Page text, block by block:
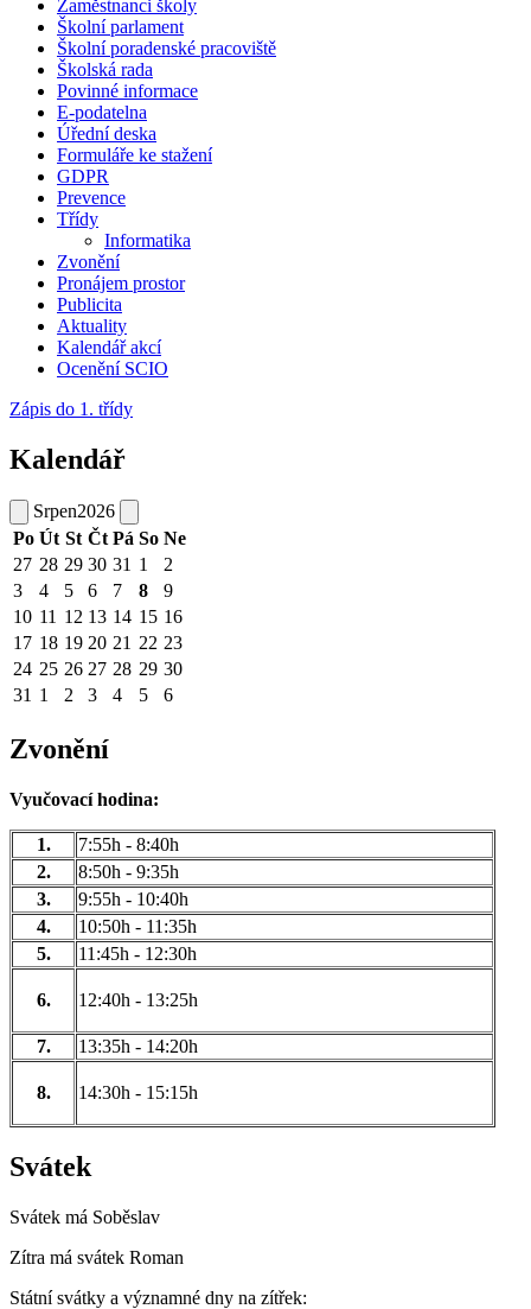
Zaměstnanci školy
Školní parlament
Školní poradenské pracoviště
Školská rada
Povinné informace
E-podatelna
Úřední deska
Formuláře ke stažení
GDPR
Prevence
Třídy
Informatika
Zvonění
Pronájem prostor
Publicita
Aktuality
Kalendář akcí
Ocenění SCIO
Zápis do 1. třídy
Kalendář
Srpen2026
Po Út St Čt Pá So Ne
27 28 29 30 31 1
2
3
4 5 6 7 8
9
10 11 12 13 14 15 16
17 18 19 20 21 22 23
24 25 26 27 28 29 30
31 1 2 3 4 5 6
Zvonění
Vyučovací hodina:
1.
7:55h - 8:40h
2.
8:50h - 9:35h
3.
9:55h - 10:40h
4.
10:50h - 11:35h
5.
11:45h - 12:30h
6. 12:40h - 13:25h
7. 13:35h - 14:20h
8. 14:30h - 15:15h
Svátek
Svátek má Soběslav
Zítra má svátek Roman
Státní svátky a významné dny na zítřek: